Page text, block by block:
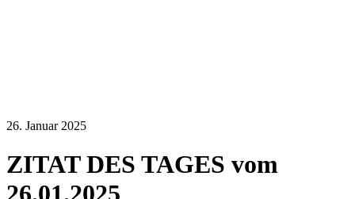
26. Januar 2025
ZITAT DES TAGES vom